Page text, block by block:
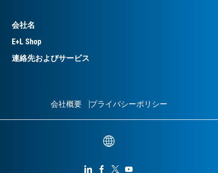
会社名
E+L Shop
連絡先およびサービス
会社概要 プライバシーポリシー
   